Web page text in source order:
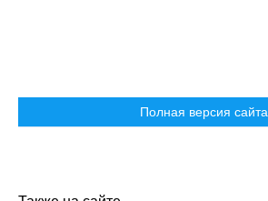
Полная версия сайта